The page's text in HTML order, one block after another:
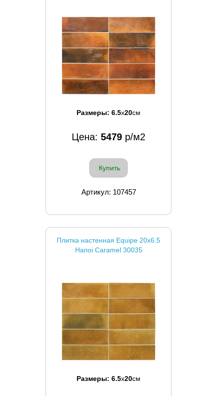
Размеры: 6.5x20см
Цена: 5479 р/м2
Купить
Артикул: 107457
Плитка настенная Equipe 20x6.5
Hanoi Caramel 30035
Размеры: 6.5x20см